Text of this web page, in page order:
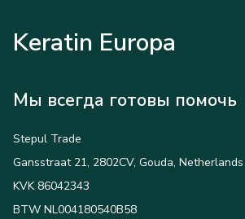
Keratin Europa
Мы всегда готовы помочь
Stepul Trade
Gansstraat 21, 2802CV, Gouda, Netherlands
KVK 86042343
BTW NL004180540B58